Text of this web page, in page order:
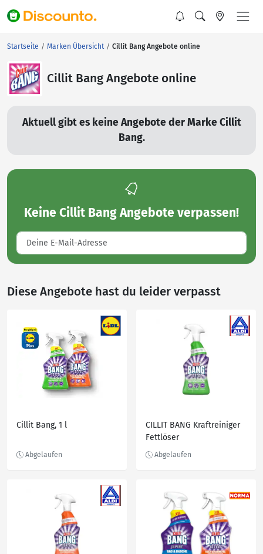
Startseite Marken Übersicht Cillit Bang Angebote online
Cillit Bang Angebote online
Aktuell gibt es keine Angebote der Marke Cillit
Bang.
Keine Cillit Bang Angebote verpassen!
Diese Angebote hast du leider verpasst
Cillit Bang, 1 l
CILLIT BANG Kraftreiniger
Fettlöser